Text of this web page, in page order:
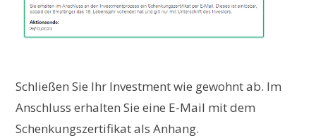
Schließen Sie Ihr Investment wie gewohnt ab. Im
Anschluss erhalten Sie eine E-Mail mit dem
Schenkungszertifikat als Anhang.